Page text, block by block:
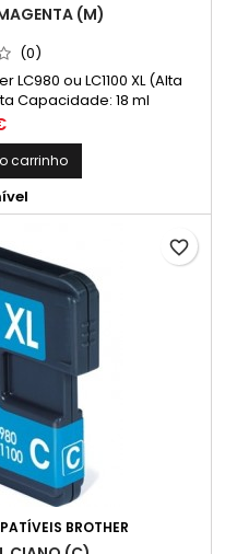
(M)
(0)
ou LC1100 XL (Alta
Capacidade: 18 ml
carrinho
BROTHER
favorite_border